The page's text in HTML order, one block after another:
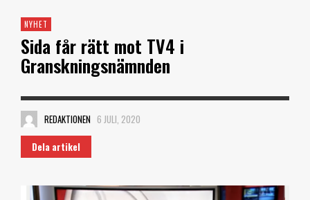
NYHET
Sida får rätt mot TV4 i
Granskningsnämnden
REDAKTIONEN 6 JULI, 2020
Dela artikel